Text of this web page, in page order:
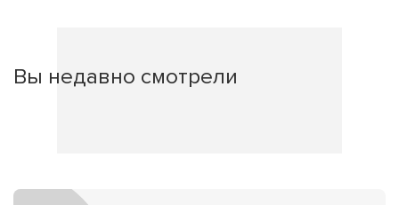
Вы недавно смотрели